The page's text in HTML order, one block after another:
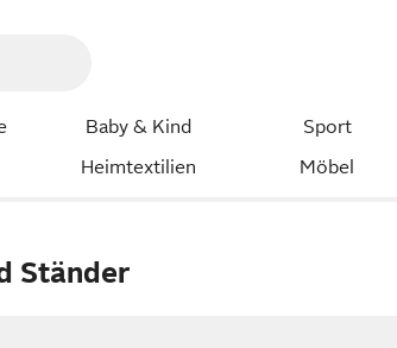
Baby & Kind Sport
Heimtextilien Möbel
Ständer